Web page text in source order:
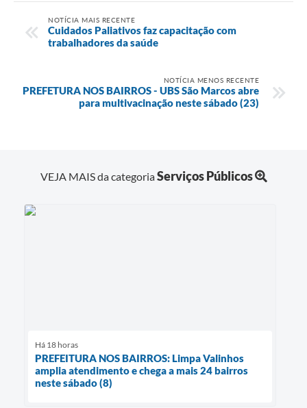
NOTÍCIA MAIS RECENTE
Cuidados Paliativos faz capacitação com
trabalhadores da saúde
NOTÍCIA MENOS RECENTE
PREFETURA NOS BAIRROS - UBS São Marcos abre
para multivacinação neste sábado (23)
VEJA MAIS da categoriaServiços Públicos
Há 18 horas
PREFEITURA NOS BAIRROS: Limpa Valinhos
amplia atendimento e chega a mais 24 bairros
neste sábado (8)